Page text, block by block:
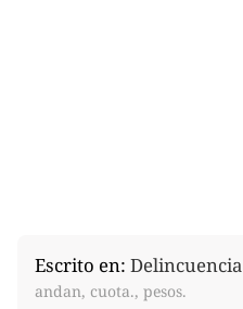
Escrito en: Delincuencia
andan, cuota., pesos.